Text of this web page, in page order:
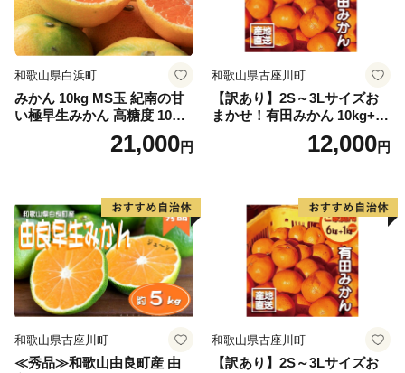
和歌山県白浜町
みかん 10kg MS玉 紀南の甘
い極早生みかん 高糖度 10月
以降発送 マルチ被覆栽培
21,000円
和歌山県古座川町
【訳あり】2S～3Lサイズお
まかせ！有田みかん 10kg+2k
g保証分 11月から12月下旬ま
でに順次発送致します。 / 訳
ん 和歌山 ご家庭用
12,000円
和歌山県古座川町
≪秀品≫和歌山由良町産 由
和歌山県古座川町
【訳あり】2S～3Lサイズお